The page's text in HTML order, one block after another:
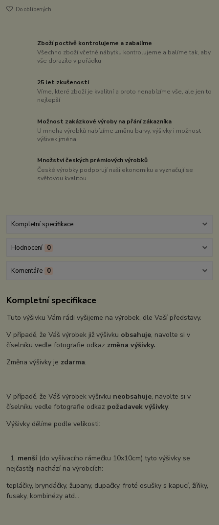
Do oblíbených
Zboží poctivě kontrolujeme a zabalíme
Všechno zboží včetně nábytku kontrolujeme a balíme tak, aby
vše dorazilo v pořádku
25 let zkušeností
Víme, které zboží je kvalitní a proto nenabízíme vše, ale jen to
nejlepší
Možnost zakázkové výroby na přání zákazníka
U mnoha výrobků nabízíme změnu barvy, výšivky i možnost
výšivek jména
Množství českých prémiových výrobků
České výrobky podporují naši ekonomiku a vyznačují se
světovou kvalitou
Kompletní specifikace
Hodnocení 0
Komentáře 0
Kompletní specifikace
Tuto výšivku Vám rádi vyšijeme na výrobek, dle Vaší představy.
V případě, že Váš výrobek již výšivku obsahuje, navolte si v
číselníku vedle fotografie odkaz změna výšivky.
Změna výšivky je zdarma.
V případě, že Váš výrobek výšivku neobsahuje, navolte si v
číselníku vedle fotografie odkaz požadavek výšivky.
Výšivky dělíme podle velikosti:
1. menší (do vyšívacího rámečku 10x10cm) tyto výšivky se
nejčastěji nachází na výrobcích:
tepláčky, bryndáčky, župany, dupačky, froté osušky s kapucí, žíňky,
fusaky, kombinézy atd...